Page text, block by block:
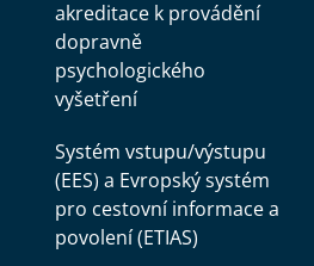
akreditace k provádění
dopravně
psychologického
vyšetření
Systém vstupu/výstupu
(EES) a Evropský systém
pro cestovní informace a
povolení (ETIAS)